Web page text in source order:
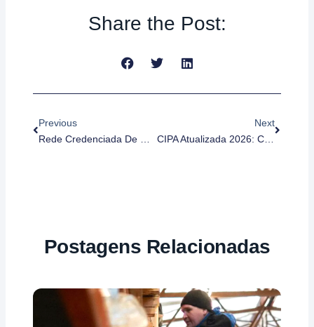
Share the Post:
Previous
Next
CIPA Atualizada 2026: Como Gerenciar Eleição, Treinamento, Reuniões E Prevenção De Assédio Com A NR-5
Postagens Relacionadas